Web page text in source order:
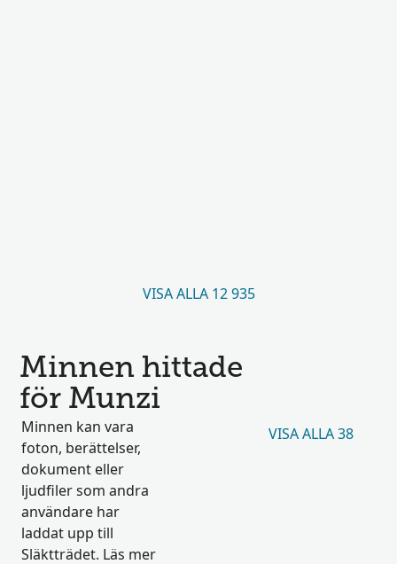
VISA ALLA 12 935
Minnen hittade
för Munzi
Minnen kan vara
foton, berättelser,
dokument eller
ljudfiler som andra
användare har
laddat upp till
Släktträdet. Läs mer
VISA ALLA 38